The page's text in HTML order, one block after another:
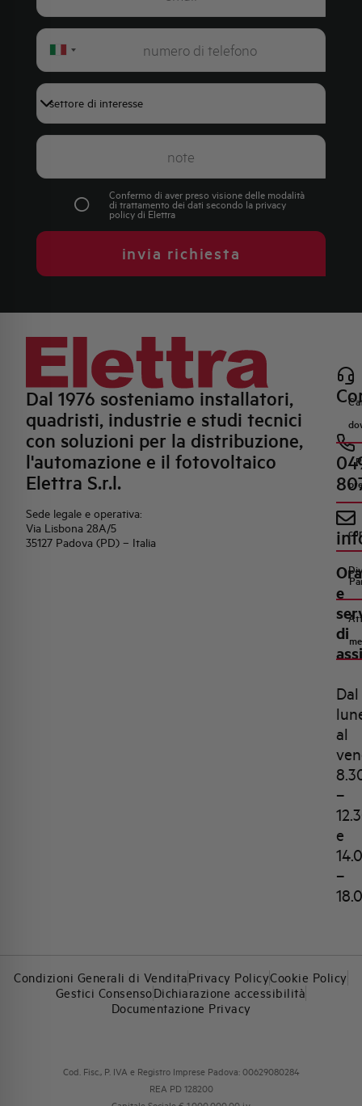
Italy
Confermo di aver preso visione delle modalità
di trattamento dei dati secondo la privacy
policydi Elettra
invia richiesta
Dal 1976 sosteniamo installatori,
quadristi, industrie e studi tecnici
con soluzioni per la distribuzione,
l'automazione e il fotovoltaico
Elettra S.r.l.
Sede legale e operativa:
Via Lisbona 28A/5
35127 Padova (PD) – Italia
e
di
Dal
al
–
e
–
Condizioni Generali di VenditaPrivacy PolicyCookie Policy
Gestici ConsensoDichiarazione accessibilità
Documentazione Privacy
Cod. Fisc., P. IVA e Registro Imprese Padova: 00629080284
REA PD 128200